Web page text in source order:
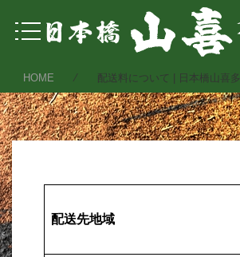
HOME ⁄ 配送料について | 日本橋山喜多
配送先地域